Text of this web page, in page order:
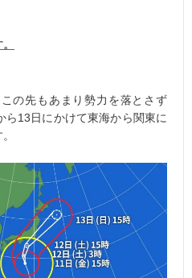
の先もあまり勢力を落とさず
ら13日にかけて東海から関東に